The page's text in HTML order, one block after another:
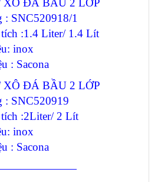
XÔ ĐÁ BẦU 2 LỚP
: SNC520918/1
:1.4 Liter/ 1.4 Lít
inox
: Sacona
XÔ ĐÁ BẦU 2 LỚP
: SNC520919
:2Liter/ 2 Lít
inox
: Sacona